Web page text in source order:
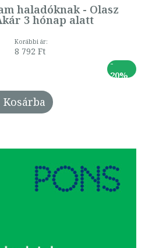
haladóknak - Olasz
3 hónap alatt
Korábbi ár:
8 792 Ft
-
20%
Kosárba